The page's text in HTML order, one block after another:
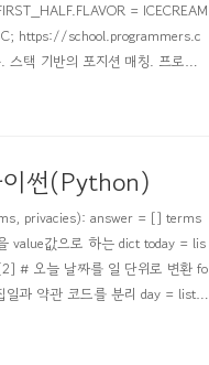
= ICECREAM
https://school.programmers.c
택 기반의 포지션 매칭. 프로그
받으세요. programmer..
썬(Python)
privacies): answer = [] terms
값으로 하는 dict today = lis
# 오늘 날짜를 일 단위로 변환 fo
과 약관 코드를 분리 day = list